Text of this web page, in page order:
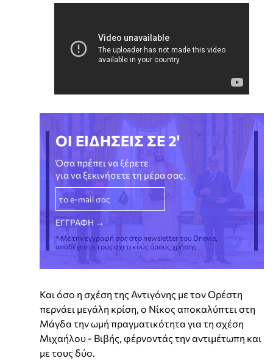
ΟΙ ΕΙΔΗΣΕΙΣ ΣΕ 2'
Όσα πρέπει να ξέρετε
για να ξεκινήσετε τη μέρα σας.
* Με την εγγραφή σας στο newsletter του Dnews,
αποδέχεστε τους σχετικούς όρους χρήσης
Και όσο η σχέση της Αντιγόνης με τον Ορέστη
περνάει μεγάλη κρίση, ο Νίκος αποκαλύπτει στη
Μάγδα την ωμή πραγματικότητα για τη σχέση
Μιχαήλου - Βιβής, φέρνοντάς την αντιμέτωπη και
με τους δύο.